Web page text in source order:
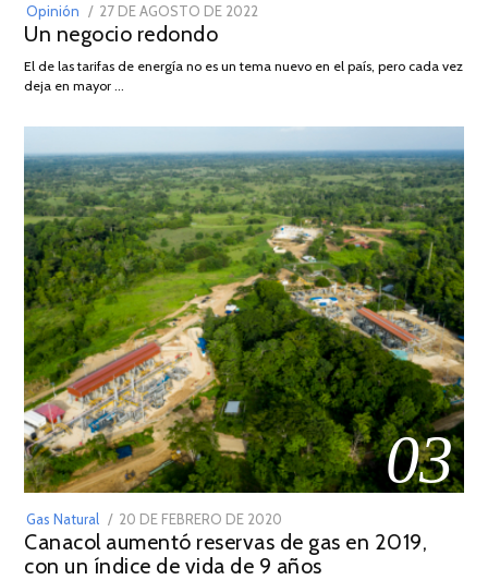
Opinión
POSTED
ON
27 DE AGOSTO DE 2022
DE
Un negocio redondo
El de las tarifas de energía no es un tema nuevo en el país, pero cada vez
deja en mayor …
03
Gas Natural
POSTED
ON
20 DE FEBRERO DE 2020
DE
JULIO
Canacol aumentó reservas de gas en 2019,
con un índice de vida de 9 años